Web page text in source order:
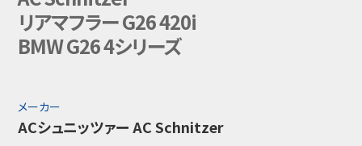
リアマフラー G26 420i
BMW G26 4シリーズ
メーカー
ACシュニッツァー AC Schnitzer